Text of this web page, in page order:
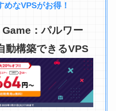
なVPSがお得！
：パルワー
動構築できるVPS